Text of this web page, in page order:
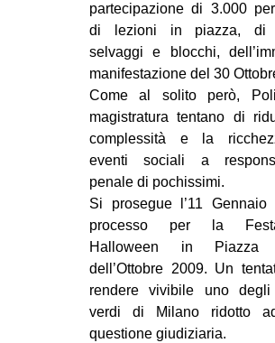
CINEMA
MANIFESTI
MUSICA
RECENSIONI
INTERNAZIONALE
AFRICA
AMERICHE
ESTREMO ORIENTE
EUROPA
MEDIO ORIENTE
MONDO
partecipazione di 3.000
di lezioni in piazza, di
selvaggi e blocchi,
manifestazione del 30
Come al solito però,
magistratura tentano di
complessità e la
eventi sociali a
penale di pochissimi.
Si prosegue l’11 Gennaio
processo per la
Halloween in Piazza
dell’Ottobre 2009. Un
rendere vivibile uno degli
verdi di Milano ridotto
questione giudiziaria.